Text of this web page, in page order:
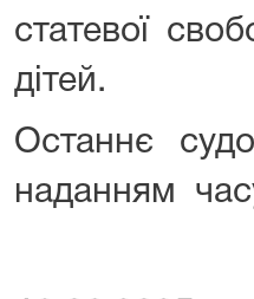
статевої
дітей.
Останнє
наданням